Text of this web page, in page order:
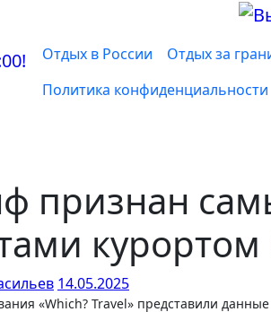
Отдых в России Отдых за
Политика конфиденциальности
признан
14.05.2025